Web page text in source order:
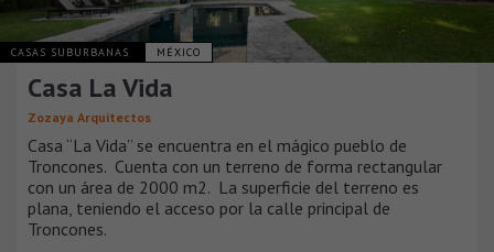
CASAS SUBURBANAS MÉXICO
Casa La Vida
Zozaya Arquitectos
Casa “La Vida” se encuentra en el mágico pueblo de
Troncones. Cuenta con un terreno de forma rectangular
con un área de 2000 m2. La superficie del terreno es
plana, teniendo el acceso por la calle principal de
Troncones.